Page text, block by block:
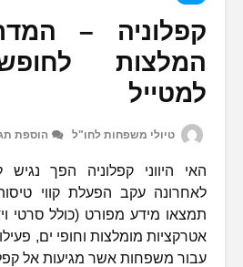
קפלוניה –
המלצות
למטייל
טיולי משפחות לחו"ל הוספת
האי היווני קפלוניה הפך
לאחרונה עקב הפעלת קווי
תמצאו מידע מפורט (כולל סרטי
אטרקציות מומלצות וחופי ים,
עבור משפחות אשר מגיעות אל